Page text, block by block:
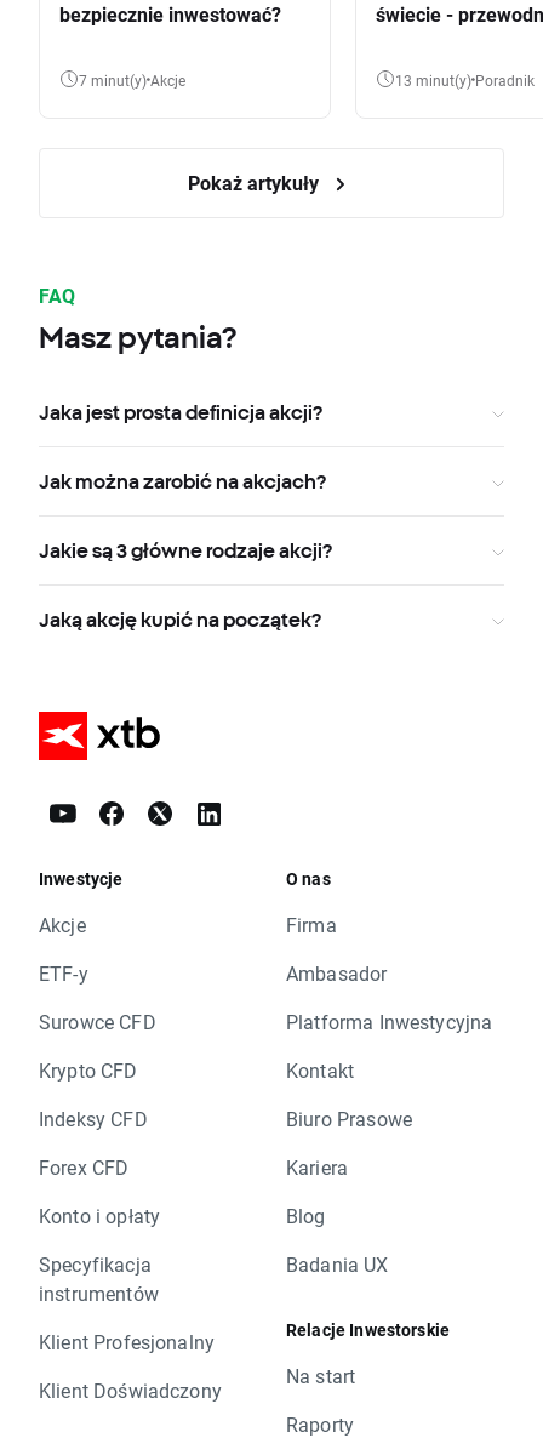
bezpiecznie inwestować?
7 minut(y) Akcje
świecie -
13 minut(y) Poradnik
Pokaż artykuły
FAQ
Masz pytania?
Jaka jest prosta definicja akcji?
Jak można zarobić na akcjach?
Jakie są 3 główne rodzaje akcji?
Jaką akcję kupić na początek?
Inwestycje
Akcje
ETF-y
Surowce CFD
Krypto CFD
Indeksy CFD
Forex CFD
Konto i opłaty
Specyfikacja
instrumentów
Klient Profesjonalny
Klient Doświadczony
O nas
Firma
Ambasador
Platforma Inwestycyjna
Kontakt
Biuro Prasowe
Kariera
Blog
Badania UX
Relacje Inwestorskie
Na start
Raporty